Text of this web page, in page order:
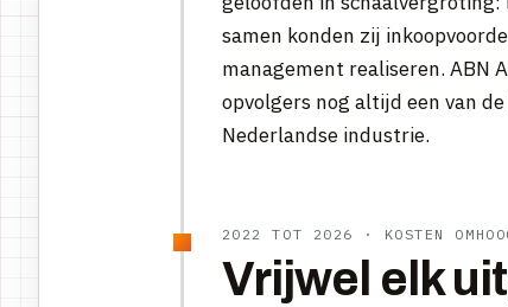
samen konden zij
management realiseren. ABN
opvolgers nog altijd een van
Nederlandse industrie.
2022 TOT 2026 · KOSTEN
Vrijwel elk